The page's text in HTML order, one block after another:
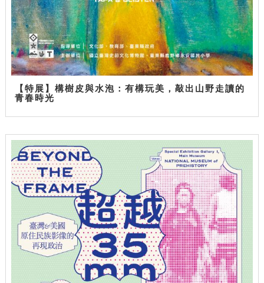
【特展】構樹皮與水泡：有構玩美，敲出山野走讀的
青春時光